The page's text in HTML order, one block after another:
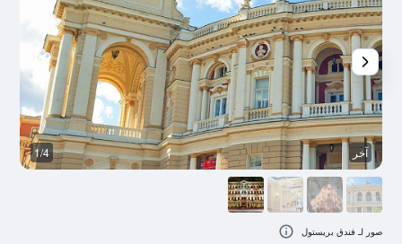
آخر 1/4
صور لـ فندق بريستول